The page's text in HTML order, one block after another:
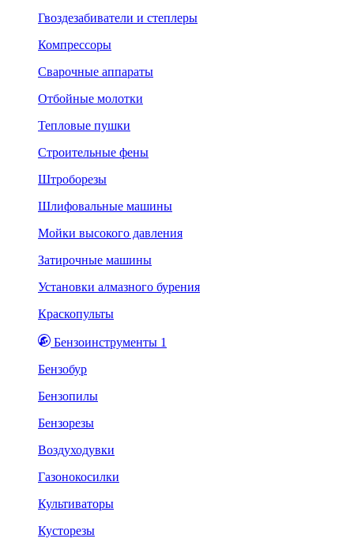
Гвоздезабиватели и степлеры
Компрессоры
Сварочные аппараты
Отбойные молотки
Тепловые пушки
Строительные фены
Штроборезы
Шлифовальные машины
Мойки высокого давления
Затирочные машины
Установки алмазного бурения
Краскопульты
Бензоинструменты 1
Бензобур
Бензопилы
Бензорезы
Воздуходувки
Газонокосилки
Культиваторы
Кусторезы